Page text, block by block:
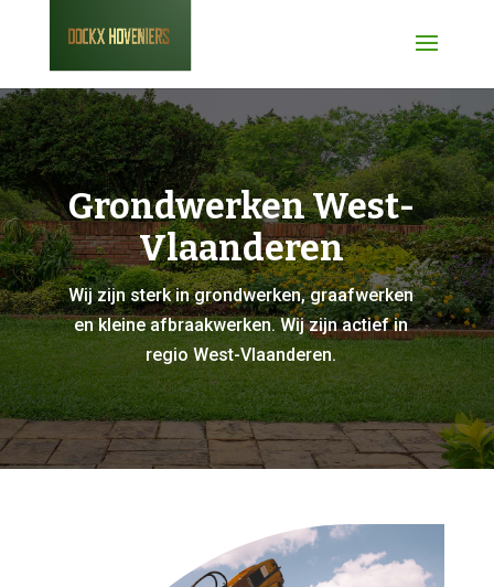
Grondwerken West-
Vlaanderen
Wij zijn sterk in grondwerken, graafwerken
en kleine afbraakwerken. Wij zijn actief in
regio West-Vlaanderen.